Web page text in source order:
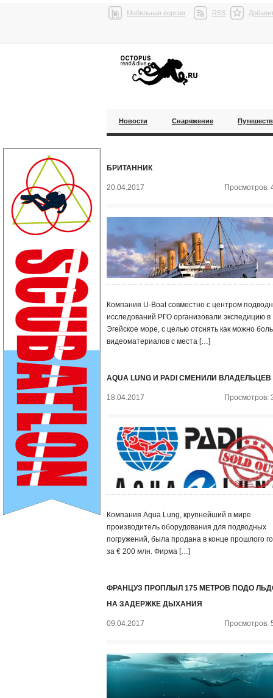
Мобильная версия RSS
Новости Снаряжение
БРИТАННИК
20.04.2017 Просмотров:
Компания U-Boat совместно с центром
исследований РГО организовали экспедицию в
Эгейское море, с целью отснять как можно
видеоматериалов с места […]
AQUA LUNG И PADI СМЕНИЛИ ВЛАДЕЛЬЦЕВ
18.04.2017 Просмотров:
Компания Aqua Lung, крупнейший в мире
производитель оборудования для подводных
погружений, была продана в конце прошлого
за € 200 млн. Фирма […]
ФРАНЦУЗ ПРОПЛЫЛ 175 МЕТРОВ ПОДО
НА ЗАДЕРЖКЕ ДЫХАНИЯ
09.04.2017 Просмотров: